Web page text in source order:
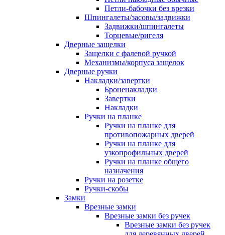
Петли-бабочки без врезки
Шпингалеты/засовы/задвижки
Задвижки/шпингалеты
Торцевые/ригеля
Дверные защелки
Защелки с фалевой ручкой
Механизмы/корпуса защелок
Дверные ручки
Накладки/завертки
Броненакладки
Завертки
Накладки
Ручки на планке
Ручки на планке для
противопожарных дверей
Ручки на планке для
узкопрофильных дверей
Ручки на планке общего
назначения
Ручки на розетке
Ручки-скобы
Замки
Врезные замки
Врезные замки без ручек
Врезные замки без ручек